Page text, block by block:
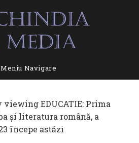
Meniu Navigare